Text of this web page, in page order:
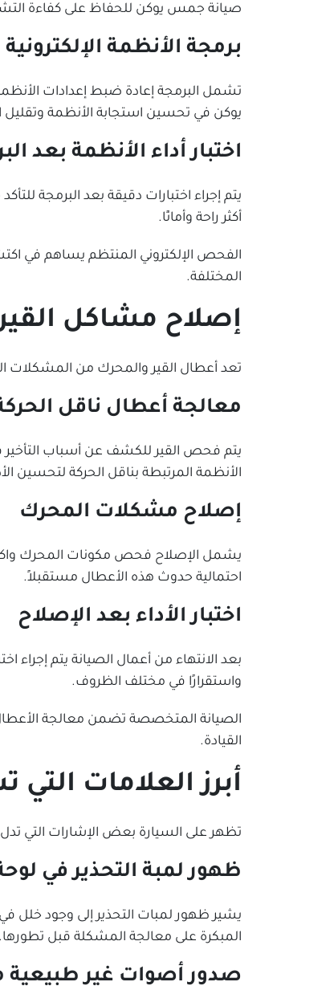
صيانة جمس يوكن للحفاظ على كفاءة
برمجة الأنظمة الإلكترونية
تشمل البرمجة إعادة ضبط إعدادات
يوكن في تحسين استجابة الأنظمة وتقليل
اختبار أداء الأنظمة بعد
يتم إجراء اختبارات دقيقة بعد البرمجة
أكثر راحة وأمانًا.
الفحص الإلكتروني المنتظم يساهم في
المختلفة.
إصلاح مشاكل
تعد أعطال القير والمحرك من المشكلات
معالجة أعطال ناقل
يتم فحص القير للكشف عن أسباب التأخير
الأنظمة المرتبطة بناقل الحركة لتحسين
إصلاح مشكلات المحرك
يشمل الإصلاح فحص مكونات المحرك
احتمالية حدوث هذه الأعطال مستقبلاً.
اختبار الأداء بعد الإصلاح
بعد الانتهاء من أعمال الصيانة يتم
واستقرارًا في مختلف الظروف.
الصيانة المتخصصة تضمن معالجة
القيادة.
أبرز العلامات
تظهر على السيارة بعض الإشارات التي
ظهور لمبة التحذير في
يشير ظهور لمبات التحذير إلى وجود خلل
المبكرة على معالجة المشكلة قبل تطورها.
صدور أصوات غير طبيعية